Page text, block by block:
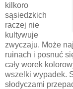
kilkoro
sąsiedzkich
raczej nie
kultywuje
zwyczaju. Może
ruinach i posnuć
cały worek
wszelki wypadek.
słodyczami